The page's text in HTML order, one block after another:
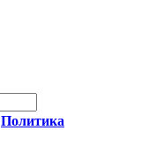
Политика